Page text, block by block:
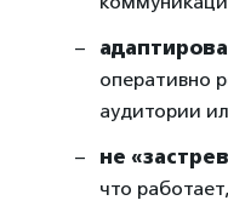
оперативно
аудитории
не
что